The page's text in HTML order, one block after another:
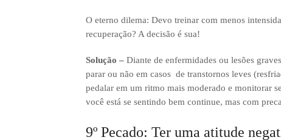
O eterno dilema: Devo treinar com menos
recuperação? A decisão é sua!
Solução – Diante de enfermidades ou lesões
parar ou não em casos de transtornos leves
pedalar em um ritmo mais moderado e monitorar
você está se sentindo bem continue, mas com
9º Pecado: Ter uma atitude